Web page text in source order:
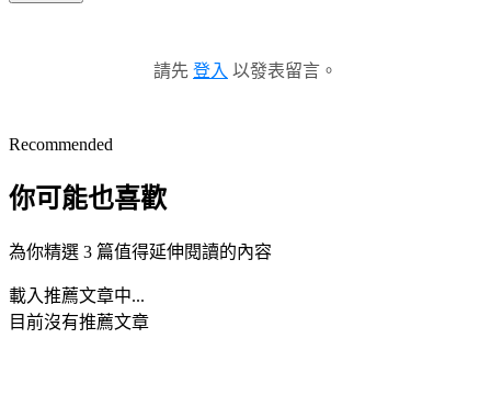
請先 登入 以發表留言。
Recommended
你可能也喜歡
為你精選 3 篇值得延伸閱讀的內容
載入推薦文章中...
目前沒有推薦文章